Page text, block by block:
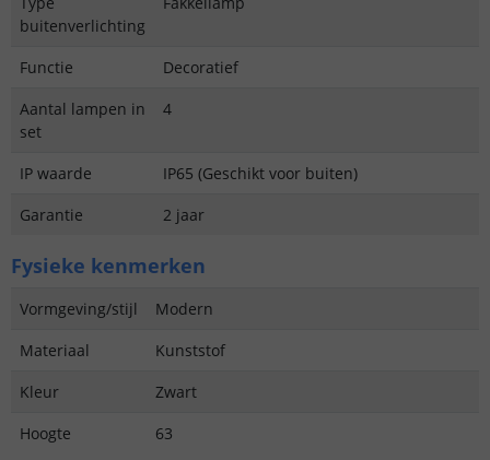
buitenverlichting
Functie
Decoratief
Aantal lampen in
set
4
IP waarde
IP65 (Geschikt voor buiten)
Garantie
2 jaar
Fysieke kenmerken
Vormgeving/stijl
Modern
Materiaal
Kunststof
Kleur
Zwart
Hoogte
63